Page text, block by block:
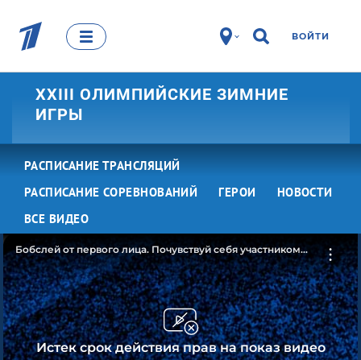
ВОЙТИ
XXIII ОЛИМПИЙСКИЕ ЗИМНИЕ
ИГРЫ
РАСПИСАНИЕ ТРАНСЛЯЦИЙ
РАСПИСАНИЕ СОРЕВНОВАНИЙ
ГЕРОИ
НОВОСТИ
ВСЕ ВИДЕО
Истек срок действия прав на показ видео
Бобслей от первого лица. Почувствуй себя участником
Олимпийских игр